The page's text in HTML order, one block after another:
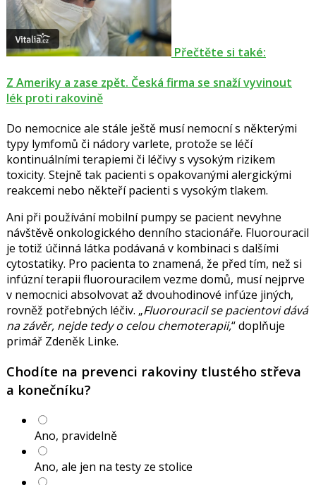
Přečtěte si také:
Z Ameriky a zase zpět. Česká firma se snaží vyvinout
lék proti rakovině
Do nemocnice ale stále ještě musí nemocní s některými
typy lymfomů či nádory varlete, protože se léčí
kontinuálními terapiemi či léčivy s vysokým rizikem
toxicity. Stejně tak pacienti s opakovanými alergickými
reakcemi nebo někteří pacienti s vysokým tlakem.
Ani při používání mobilní pumpy se pacient nevyhne
návštěvě onkologického denního stacionáře. Fluorouracil
je totiž účinná látka podávaná v kombinaci s dalšími
cytostatiky. Pro pacienta to znamená, že před tím, než si
infúzní terapii fluorouracilem vezme domů, musí nejprve
v nemocnici absolvovat až dvouhodinové infúze jiných,
rovněž potřebných léčiv. Fluorouracil se pacientovi dává
na závěr, nejde tedy o celou chemoterapii, doplňuje
primář Zdeněk Linke.
Chodíte na prevenci rakoviny tlustého střeva
a konečníku?
Ano, pravidelně
Ano, ale jen na testy ze stolice